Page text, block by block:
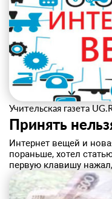
Учительская газета
Принять
Интернет вещей и
пораньше, хотел
первую клавишу